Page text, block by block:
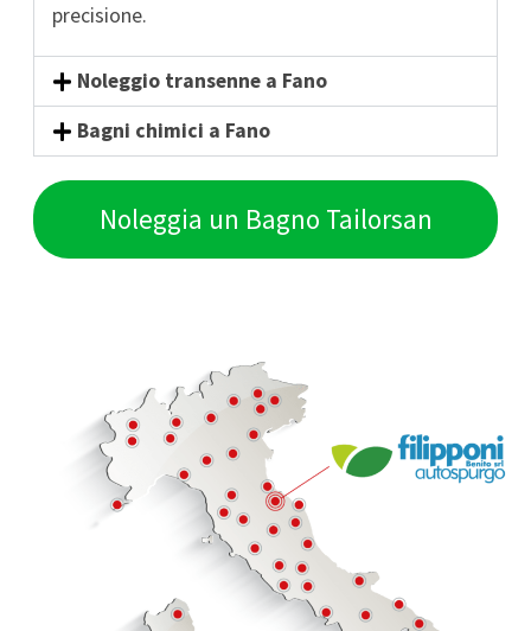
precisione.
Noleggio transenne a Fano
Bagni chimici a Fano
Noleggia un Bagno Tailorsan